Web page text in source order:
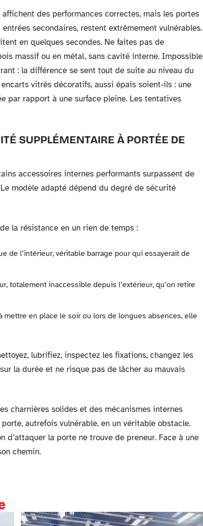
des performances correctes, mais les portes
secondaires, restent extrêmement vulnérables.
en quelques secondes. Ne faites pas de
massif ou en métal, sans cavité interne. Impossible
: la différence se sent tout de suite au niveau du
vitrés décoratifs, aussi épais soient-ils : une
par rapport à une surface pleine. Les tentatives
SUPPLÉMENTAIRE À PORTÉE DE
accessoires internes performants surpassent de
modèle adapté dépend du degré de sécurité
la résistance en un rien de temps :
de l’intérieur, véritable barrage pour qui essayerait de
totalement inaccessible depuis l’extérieur, qu’on retire
mettre en place le soir ou lors de longues absences, elle
lubrifiez, inspectez les fixations, changez les
la durée et ne risque pas de lâcher au mauvais
charnières solides et des mécanismes internes
autrefois vulnérable, en un véritable obstacle.
d’attaquer la porte ne trouve de preneur. Face à une
chemin.